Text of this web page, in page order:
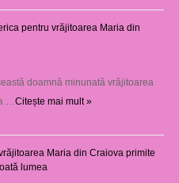
pentru vrăjitoarea Maria din
doamnă minunată vrăjitoarea
… Citește mai mult »
Maria din Craiova primite
lumea